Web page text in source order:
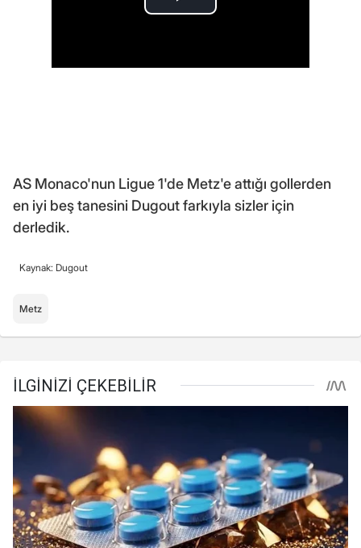
AS Monaco'nun Ligue 1'de Metz'e attığı gollerden
en iyi beş tanesini Dugout farkıyla sizler için
derledik.
Kaynak: Dugout
Metz